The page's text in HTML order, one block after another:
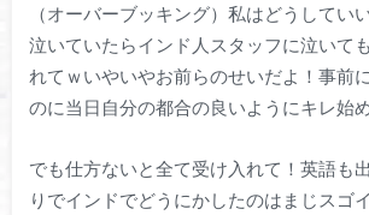
（オーバーブッキング）私はどうしてい
泣いていたらインド人スタッフに泣いて
れてｗいやいやお前らのせいだよ！事前
のに当日自分の都合の良いようにキレ始
でも仕方ないと全て受け入れて！英語も
りでインドでどうにかしたのはまじスゴ